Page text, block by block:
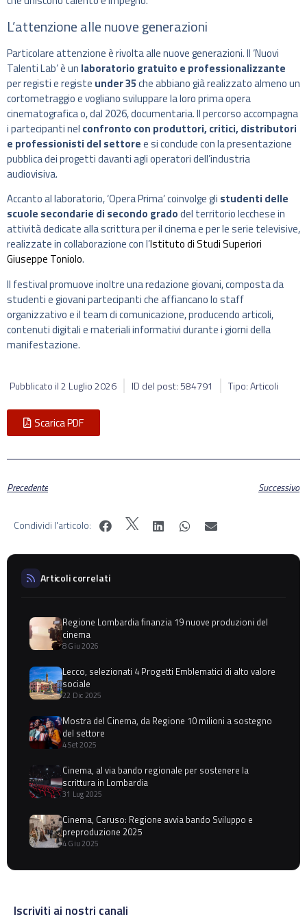
L’attenzione alle nuove generazioni
Particolare attenzione è rivolta alle nuove generazioni. Il ‘Nuovi
Talenti Lab’ è un laboratorio gratuito e professionalizzante
per registi e registe under 35che abbiano già realizzato almeno un
cortometraggio e vogliano sviluppare la loro prima opera
cinematografica o, dal 2026, documentaria. Il percorso accompagna
i partecipanti nel confronto con produttori, critici, distributori
e professionisti del settoree si conclude con la presentazione
pubblica dei progetti davanti agli operatori dell’industria
audiovisiva.
Accanto al laboratorio, ‘Opera Prima’ coinvolge gli studenti delle
scuole secondarie di secondo gradodel territorio lecchese in
attività dedicate alla scrittura per il cinema e per le serie televisive,
realizzate in collaborazione con l’Istituto di Studi Superiori
Giuseppe Toniolo.
Il festival promuove inoltre una redazione giovani, composta da
studenti e giovani partecipanti che affiancano lo staff
organizzativo e il team di comunicazione, producendo articoli,
contenuti digitali e materiali informativi durante i giorni della
manifestazione.
Pubblicato il2 Luglio 2026 ID del post: 584791 Tipo: Articoli
Scarica PDF
Precedente Successivo
Condividi l'articolo:
Articoli correlati
Regione Lombardia finanzia 19 nuove produzioni del
cinema
8 Giu 2026
Lecco, selezionati 4 Progetti Emblematici di alto valore
sociale
22 Dic 2025
Mostra del Cinema, da Regione 10 milioni a sostegno
del settore
4 Set 2025
Cinema, al via bando regionale per sostenere la
scrittura in Lombardia
31 Lug 2025
Cinema, Caruso: Regione avvia bando Sviluppo e
preproduzione 2025
4 Giu 2025
Iscriviti ai nostri canali